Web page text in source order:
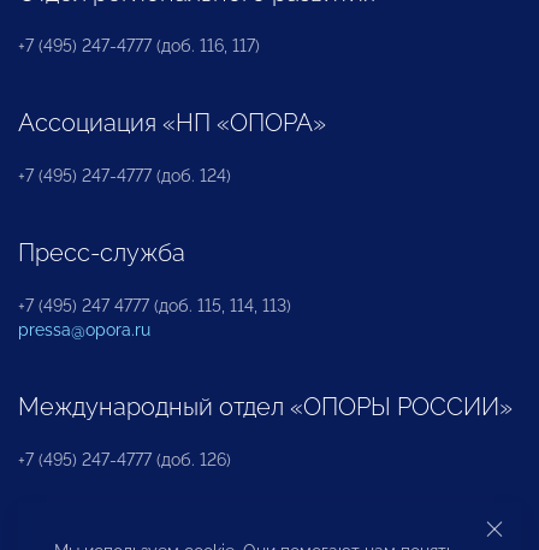
+7 (495) 247-4777 (доб. 116, 117)
Ассоциация «НП «ОПОРА»
+7 (495) 247-4777 (доб. 124)
Пресс-служба
+7 (495) 247 4777 (доб. 115, 114, 113)
pressa@opora.ru
Международный отдел «ОПОРЫ РОССИИ»
+7 (495) 247-4777 (доб. 126)
Бюро по защите прав предпринимателей и